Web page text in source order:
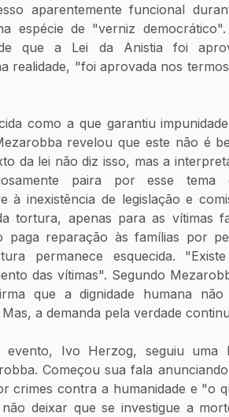
aparentemente funcional
espécie de "verniz
que a Lei da Anistia foi
realidade, "foi aprovada nos
como a que garantiu
revelou que este não é
da lei não diz isso, mas a
paira por esse
à inexistência de legislação e
tortura, apenas para as vítimas
paga reparação às famílias por
permanece esquecida.
das vítimas". Segundo
que a dignidade humana
a demanda pela verdade
Ivo Herzog, seguiu uma
Começou sua fala
crimes contra a humanidade e "o
deixar que se investigue a